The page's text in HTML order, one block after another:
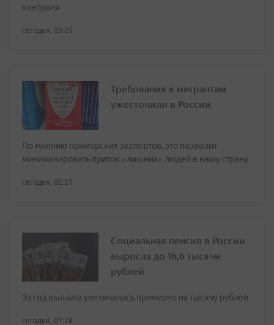
контроля
сегодня, 03:25
Требования к мигрантам
ужесточили в России
По мнению приморских экспертов, это позволит
минимизировать приток «лишних» людей в нашу страну
сегодня, 02:21
Социальная пенсия в России
выросла до 16,6 тысячи
рублей
За год выплата увеличилась примерно на тысячу рублей
сегодня, 01:28